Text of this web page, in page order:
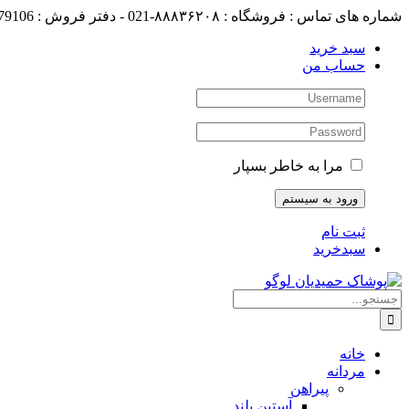
رفتن
محتوا
شماره های تماس : فروشگاه : ۸۸۸۳۶۲۰۸-021 - دفتر فروش : 88179106-021
سبد خرید
حساب من
مرا به خاطر بسپار
ثبت نام
سبدخرید
جستجو
برای:
خانه
مردانه
پیراهن
آستین بلند